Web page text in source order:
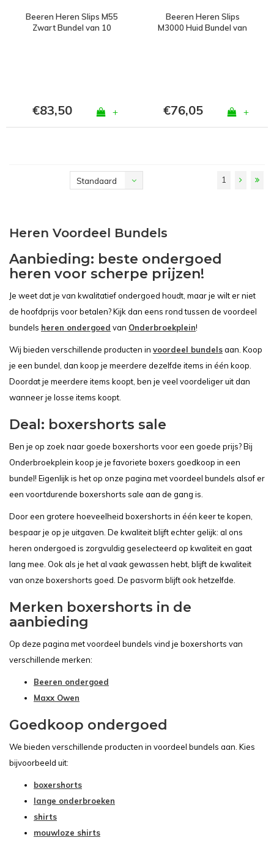
Beeren Heren Slips M55
Zwart Bundel van 10
€83,50 +
Beeren Heren Slips
M3000 Huid Bundel van
€76,05 +
Standaard 1
Heren Voordeel Bundels
Aanbieding: beste ondergoed
heren voor scherpe prijzen!
Je weet dat je van kwalitatief ondergoed houdt, maar je wilt er niet
de hoofdprijs voor betalen? Kijk dan eens rond tussen de voordeel
bundels heren ondergoed van Onderbroekplein!
Wij bieden verschillende producten in voordeel bundelsaan. Koop
je een bundel, dan koop je meerdere dezelfde items in één koop.
Doordat je meerdere items koopt, ben je veel voordeliger uit dan
wanneer je losse items koopt.
Deal: boxershorts sale
Ben je op zoek naar goede boxershorts voor een goede prijs? Bij
Onderbroekplein koop je je favoriete boxers goedkoop in een
bundel! Eigenlijk is het op onze pagina met voordeel bundels alsof er
een voortdurende boxershorts sale aan de gang is.
Door een grotere hoeveelheid boxershorts in één keer te kopen,
bespaar je op je uitgaven. De kwaliteit blijft echter gelijk: al ons
heren ondergoed is zorgvuldig geselecteerd op kwaliteit en gaat
lang mee. Ook als je het al vaak gewassen hebt, blijft de kwaliteit
van onze boxershorts goed. De pasvorm blijft ook hetzelfde.
Merken boxershorts in de
aanbieding
Op deze pagina met voordeel bundels vind je boxershorts van
verschillende merken:
Beeren ondergoed
Maxx Owen
Goedkoop ondergoed
We bieden verschillende producten in voordeel bundels aan. Kies
bijvoorbeeld uit:
boxershorts
lange onderbroeken
shirts
mouwloze shirts